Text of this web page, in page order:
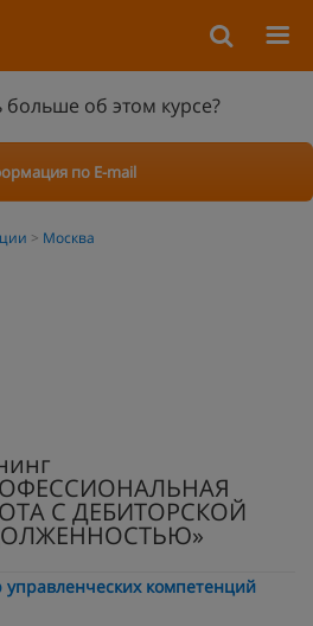
больше об этом курсе?
по E-mail
Москва
С ДЕБИТОРСКОЙ
управленческих компетенций